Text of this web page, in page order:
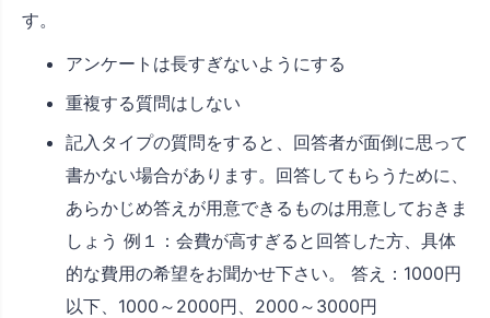
す。
アンケートは長すぎないようにする
重複する質問はしない
記入タイプの質問をすると、回答者が面倒に思って
書かない場合があります。回答してもらうために、
あらかじめ答えが用意できるものは用意しておきま
しょう 例１：会費が高すぎると回答した方、具体
的な費用の希望をお聞かせ下さい。 答え：1000円
以下、1000～2000円、2000～3000円